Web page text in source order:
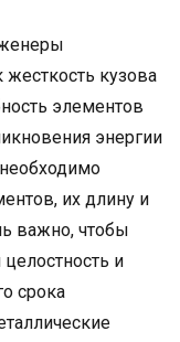
жесткость кузова
элементов
энергии
их длину и
важно, чтобы
и
срока